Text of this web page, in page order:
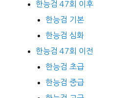
한능검 47회 이후
한능검 기본
한능검 심화
한능검 47회 이전
한능검 초급
한능검 중급